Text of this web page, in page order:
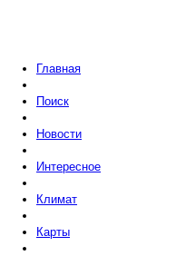
Главная
Поиск
Новости
Интересное
Климат
Карты